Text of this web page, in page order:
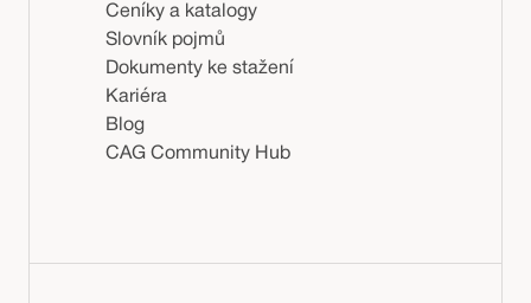
Ceníky a katalogy
Slovník pojmů
Dokumenty ke stažení
Kariéra
Blog
CAG Community Hub